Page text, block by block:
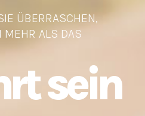
ÜBERRASCHEN,
MEHR ALS DAS
sein